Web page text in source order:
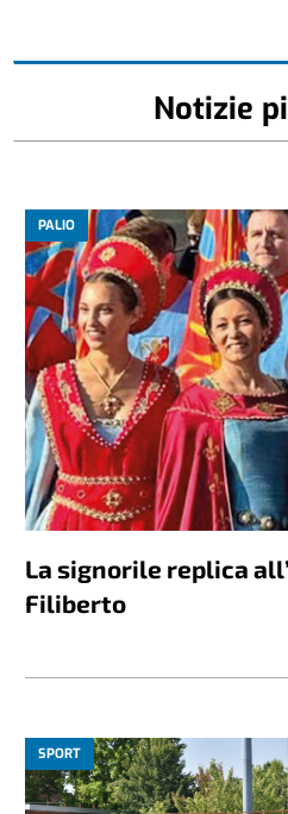
Notizie
PALIO
La signorile replica
Filiberto
SPORT